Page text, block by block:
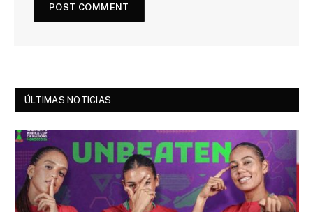
ÚLTIMAS NOTICIAS